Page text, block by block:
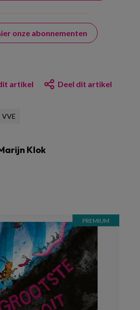
onze abonnementen
artikel Deel dit artikel
VVE
Klok